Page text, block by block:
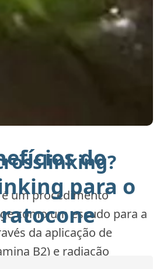
um procedimento
como um escudo para a
da aplicação de
B2) e radiação
do
para o